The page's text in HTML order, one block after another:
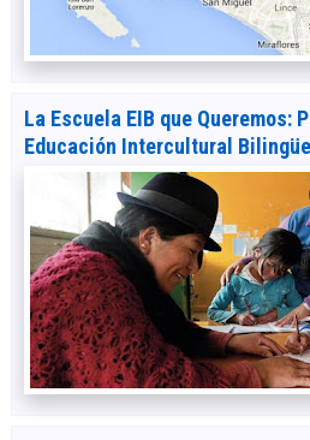
La Escuela EIB que Queremos:
Educación Intercultural Bilingüe